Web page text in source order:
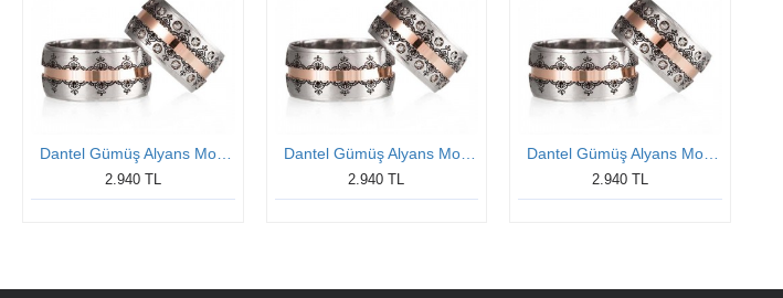
2.940 TL
Dantel Gümüş Alyans Modeli Bay Alyans
2.940 TL 2.940 TL